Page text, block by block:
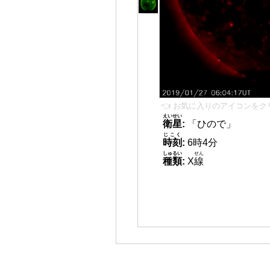
👈 お気に入りのアイコンをク
衛星
えいせい
:
「ひので」
時刻
じこく
: 6時4分
種類
しゅるい
: X線
せん